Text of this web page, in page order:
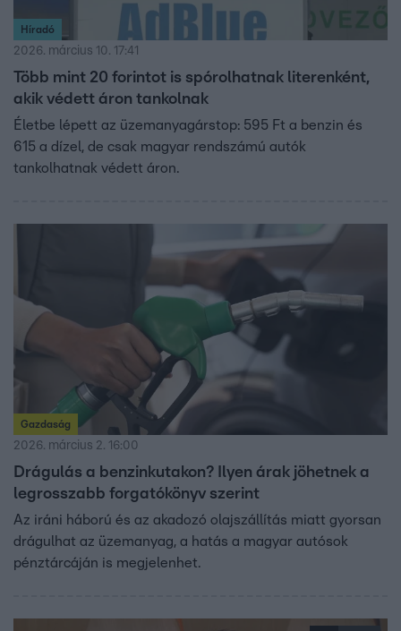
Híradó
2026. március 10. 17:41
Több mint 20 forintot is spórolhatnak literenként,
akik védett áron tankolnak
Életbe lépett az üzemanyagárstop: 595 Ft a benzin és
615 a dízel, de csak magyar rendszámú autók
tankolhatnak védett áron.
Gazdaság
2026. március 2. 16:00
Drágulás a benzinkutakon? Ilyen árak jöhetnek a
legrosszabb forgatókönyv szerint
Az iráni háború és az akadozó olajszállítás miatt gyorsan
drágulhat az üzemanyag, a hatás a magyar autósok
pénztárcáján is megjelenhet.